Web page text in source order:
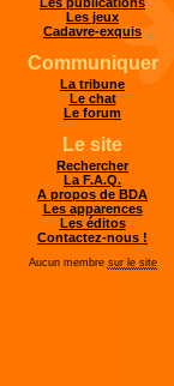
Les jeux
Cadavre-exquis
Communiquer
La tribune
Le chat
Le forum
Le site
Rechercher
La F.A.Q.
A propos de BDA
Les apparences
Les éditos
Contactez-nous !
Aucun membre sur le site